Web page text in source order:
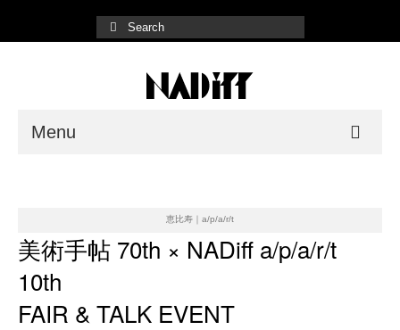
Menu
Shop List
Online Store
恵比寿｜a/p/a/r/t
美術手帖 70th × NADiff a/p/a/r/t
10th
FAIR & TALK EVENT